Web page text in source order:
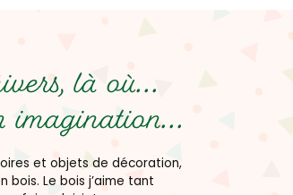
là où...
et objets de décoration,
bois. Le bois j’aime tant